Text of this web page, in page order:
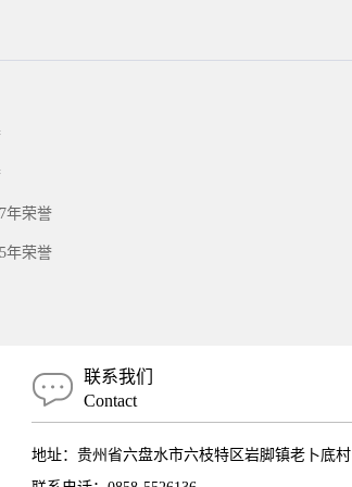
年荣誉
年荣誉
联系我们
Contact
地址：贵州省六盘水市六枝特区岩脚镇老卜底村